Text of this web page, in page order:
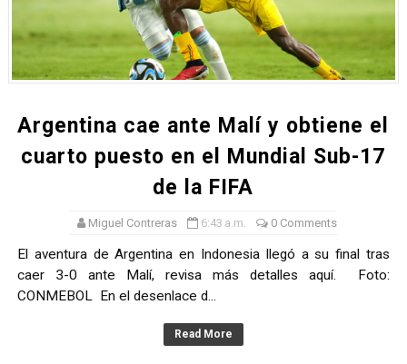
TODO O NADA: LA GRAN FINAL DEL RONEX 2025 SERÁ
André Martínez gana el Rally de la Primavera del Rally
CLASIFICACIÓN AL MUNDIAL U20 Y NUEVO RÉCORD
HEILBRUNN, DREYFUSS, VALTAYO, MONTES, CASTRO
Unidos por el futuro del automovilismo peruano
Argentina cae ante Malí y obtiene el
cuarto puesto en el Mundial Sub-17
de la FIFA
Miguel Contreras 6:43 a.m. 0 Comments
El aventura de Argentina en Indonesia llegó a su final tras
caer 3-0 ante Malí, revisa más detalles aquí. Foto:
CONMEBOL En el desenlace d...
Read More